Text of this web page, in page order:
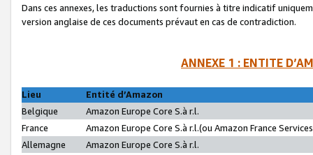
Dans ces annexes, les traductions sont fournies à titre indicatif
version anglaise de ces documents prévaut en cas de contradiction.
ANNEXE 1 : ENTITE
Lieu
Entité d’Amazon
Belgique
Amazon Europe Core S.à r.l.
France
Amazon Europe Core S.à r.l.(ou Amazon France
Allemagne
Amazon Europe Core S.à r.l.